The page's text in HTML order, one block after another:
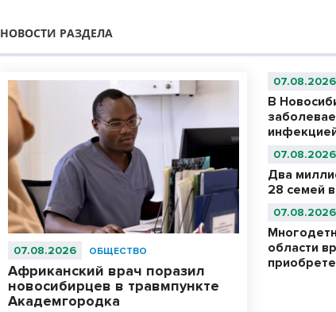
НОВОСТИ РАЗДЕЛА
07.08.2026 ОБЩЕСТВО
Африканский врач поразил
новосибирцев в травмпункте
Академгородка
07.08.2026
В
07.08.2026
Два
28 семей
07.08.2026
области